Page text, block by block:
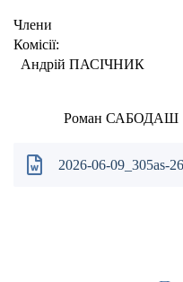
Члени
Андрій ПАСІЧНИК
Роман САБОДАШ
2026-06-09_305as-